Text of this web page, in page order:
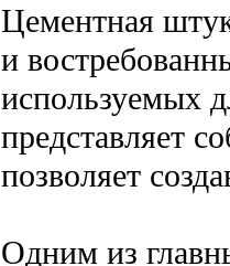
Цементная
и
используемых
представляет
позволяет
Одним из